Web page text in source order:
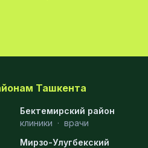
Ташкента
Бектемирский район
клиники · врачи
Мирзо-Улугбекский